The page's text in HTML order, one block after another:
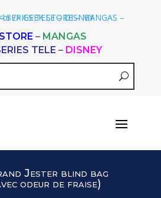
– MANGAS
TELE – DISNEY
Jester blind bag
odeur de fraise)